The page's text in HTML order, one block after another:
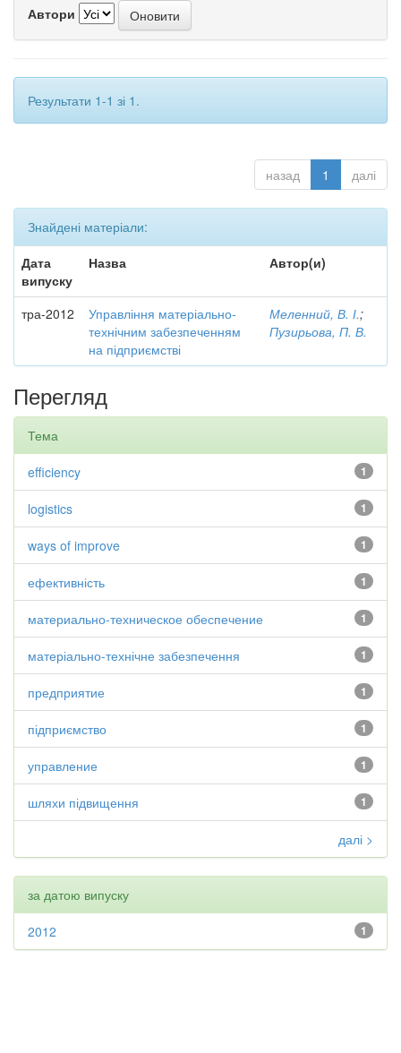
Автори
Результати 1-1 зі 1.
назад 1 далі
Знайдені матеріали:
Дата
випуску
Назва Автор(и)
тра-2012
Управління матеріально-
технічним забезпеченням
на підприємстві
Меленний, В. І.;
Пузирьова, П. В.
Перегляд
Тема
1
efficiency
1
logistics
1
ways of improve
1
ефективність
1
материально-техническое обеспечение
1
матеріально-технічне забезпечення
1
предприятие
1
підприємство
1
управление
1
шляхи підвищення
далі >
за датою випуску
1
2012